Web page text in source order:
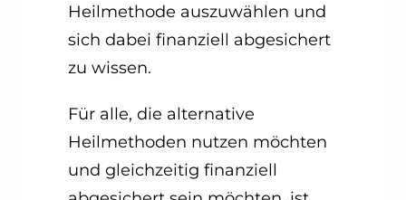
Heilmethode auszuwählen und
sich dabei finanziell abgesichert
zu wissen.
Für alle, die alternative
Heilmethoden nutzen möchten
und gleichzeitig finanziell